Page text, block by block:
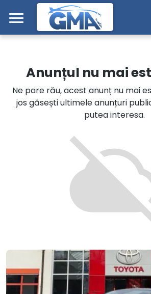
Mergi direct la conținutul principal
Autoturisme
Motociclete
Autoutilitare
Alte tipuri vehicule
Anunțul nu mai
Ne pare rău, acest anunț nu mai
jos găsești ultimele anunțuri
putea interesa.